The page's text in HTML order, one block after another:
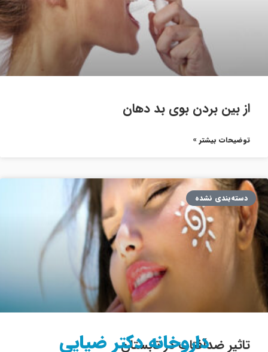
از بین بردن بوی بد دهان
توضیحات بیشتر »
دسته‌بندی نشده
تاثیر ضدآفتاب در تابستان
داروخانه دکتر ضیایی